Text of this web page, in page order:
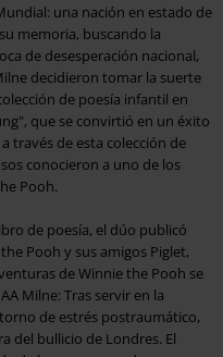
una nación en estado de
memoria, buscando la
de desesperación nacional,
decidieron tomar la suerte
de poesía infantil en
que se convirtió en un éxito
través de esta colección de
conocieron a uno de los
Pooh.
de poesía, el dúo publicó
Pooh y sus amigos Piglet,
de Winnie the Pooh se
Milne: Tras servir en la
de estrés postraumático,
del bullicio de Londres. El